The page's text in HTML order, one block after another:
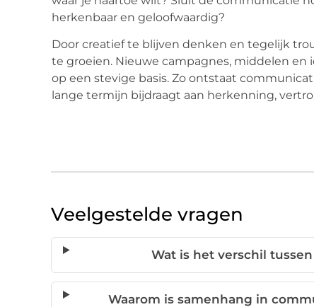
herkenbaar en geloofwaardig?
Door creatief te blijven denken en tegelijk
te groeien. Nieuwe campagnes, middelen en
op een stevige basis. Zo ontstaat
lange termijn bijdraagt aan herkenning,
Veelgestelde vragen
Wat is het verschil
Waarom is samenhang in